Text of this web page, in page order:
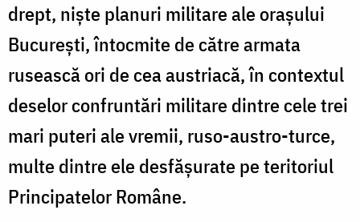
drept, niște planuri militare ale orașului
București, întocmite de către armata
rusească ori de cea austriacă, în contextul
deselor confruntări militare dintre cele trei
mari puteri ale vremii, ruso-austro-turce,
multe dintre ele desfășurate pe teritoriul
Principatelor Române.